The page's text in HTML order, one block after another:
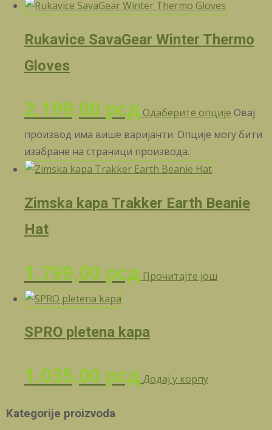
Rukavice SavaGear Winter Thermo
Gloves
2.199,00 рсд Одаберите опције Овај
производ има више варијанти. Опције могу бити
изабране на страници производа.
Zimska kapa Trakker Earth Beanie
Hat
1.799,00 рсд Прочитајте још
SPRO pletena kapa
1.035,00 рсд Додај у корпу
Kategorije proizvoda